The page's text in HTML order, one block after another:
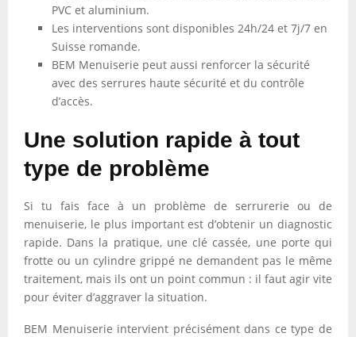
PVC et aluminium.
Les interventions sont disponibles 24h/24 et 7j/7 en
Suisse romande.
BEM Menuiserie peut aussi renforcer la sécurité
avec des serrures haute sécurité et du contrôle
d’accès.
Une solution rapide à tout
type de problème
Si tu fais face à un problème de serrurerie ou de
menuiserie, le plus important est d’obtenir un diagnostic
rapide. Dans la pratique, une clé cassée, une porte qui
frotte ou un cylindre grippé ne demandent pas le même
traitement, mais ils ont un point commun : il faut agir vite
pour éviter d’aggraver la situation.
BEM Menuiserie intervient précisément dans ce type de